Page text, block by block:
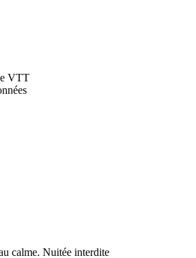
calme. Nuitée interdite